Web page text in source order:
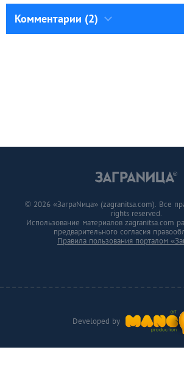
Комментарии (2)
Developed by
© 2026 «ЗаграNица» (zagranitsa.com). Все
rights reserved.
Использование материалов zagranitsa.com
предварительного согласия
Правила пользования порталом